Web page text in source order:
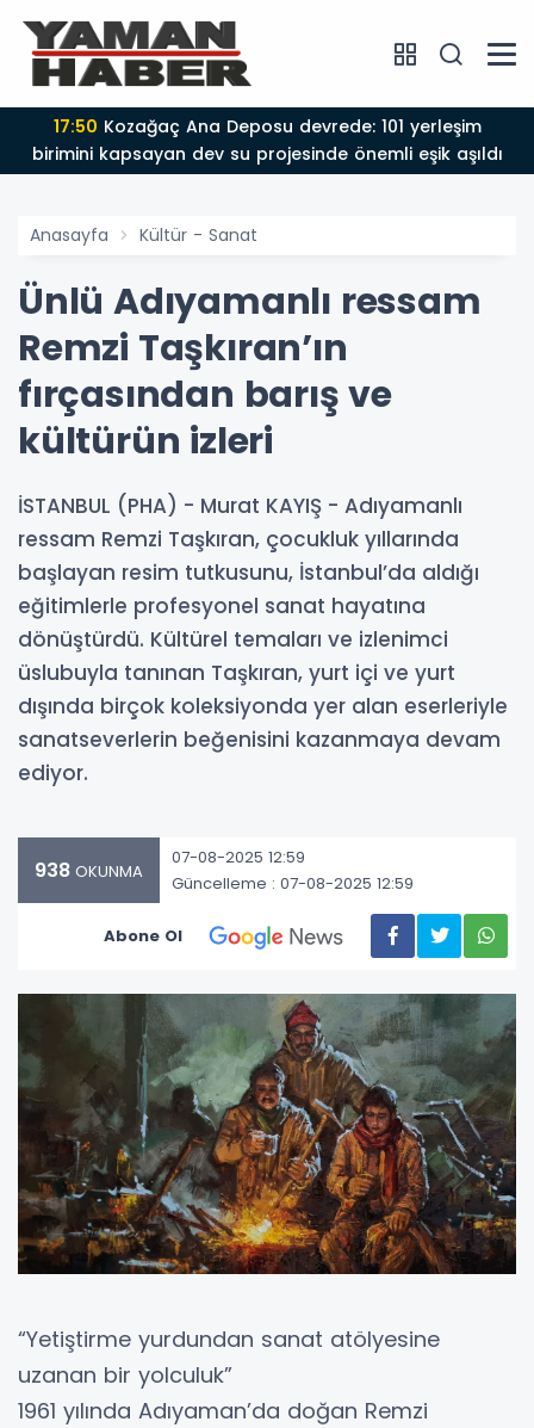
17:50
birimini kapsayan dev su projesinde önemli eşik aşıldı
Anasayfa Kültür - Sanat
Ünlü Adıyamanlı ressam
Remzi Taşkıran’ın
fırçasından barış ve
kültürün izleri
İSTANBUL (PHA) - Murat KAYIŞ - Adıyamanlı
ressam Remzi Taşkıran, çocukluk yıllarında
başlayan resim tutkusunu, İstanbul’da aldığı
eğitimlerle profesyonel sanat hayatına
dönüştürdü. Kültürel temaları ve izlenimci
üslubuyla tanınan Taşkıran, yurt içi ve yurt
dışında birçok koleksiyonda yer alan eserleriyle
sanatseverlerin beğenisini kazanmaya devam
ediyor.
938 OKUNMA
07-08-2025 12:59
Güncelleme : 07-08-2025 12:59
Abone Ol
“Yetiştirme yurdundan sanat atölyesine
uzanan bir yolculuk”
1961 yılında Adıyaman’da doğan Remzi